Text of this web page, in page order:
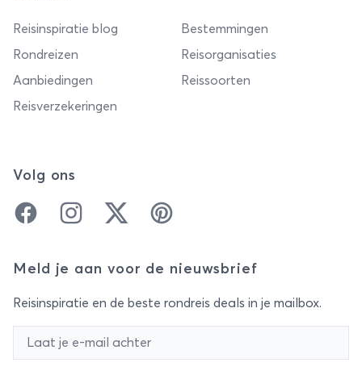
Reisinspiratie blog
Bestemmingen
Rondreizen
Reisorganisaties
Aanbiedingen
Reissoorten
Reisverzekeringen
Volg ons
FacebookInstagramTwitter Pinterest
Meld je aan voor de nieuwsbrief
Reisinspiratie en de beste rondreis deals in je mailbox.